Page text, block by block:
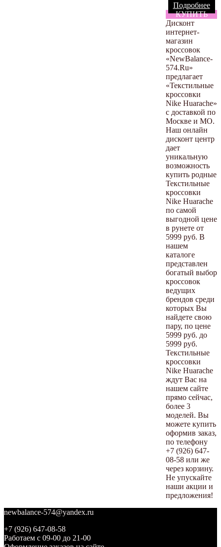
Подробнее
КУПИТЬ
Дисконт
интернет-
магазин
кроссовок
«NewBalance-
574.Ru»
предлагает
«Текстильные
кроссовки
Nike Huarache»
с доставкой по
Москве и МО.
Наш онлайн
дисконт центр
дает
уникальную
возможность
купить родные
Текстильные
кроссовки
Nike Huarache
по самой
выгодной цене
в рунете от
5999 руб. В
нашем
каталоге
представлен
богатый выбор
кроссовок
ведущих
брендов среди
которых Вы
найдете свою
пару, по цене
5999 руб. до
5999 руб.
Текстильные
кроссовки
Nike Huarache
ждут Вас на
нашем сайте
прямо сейчас,
более 3
моделей. Вы
можете купить
оформив заказ,
по телефону
+7 (926) 647-
08-58 или же
через корзину.
Не упускайте
наши акции и
предложения!
newbalance-574@yandex.ru
+7 (926) 647-08-58
Работаем с 09-00 до 21-00